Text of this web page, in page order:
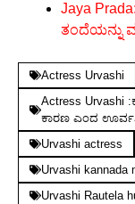
Jaya
ತಂದೆಯನ್ನು
Actress Urvashi
Actress Urvashi
ಕಾರಣ ಎಂದ
Urvashi actress
Urvashi kannada
Urvashi Rautela